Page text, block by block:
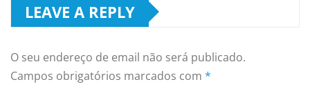
LEAVE A REPLY
O seu endereço de email não será publicado.
Campos obrigatórios marcados com *